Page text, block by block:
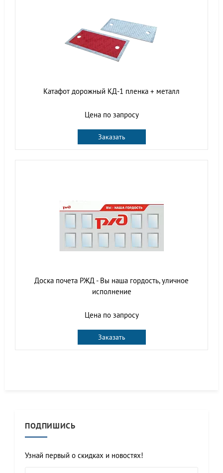
ПОДПИШИСЬ
Узнай первый о скидках и новостях!
Катафот дорожный КД-1 пленка + металл
Цена по запросу
Заказать
Доска почета РЖД - Вы наша гордость, уличное
исполнение
Цена по запросу
Заказать